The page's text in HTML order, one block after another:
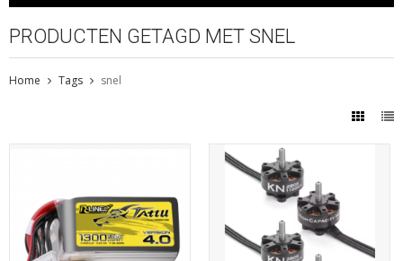
PRODUCTEN GETAGD MET SNEL
Home Tags snel